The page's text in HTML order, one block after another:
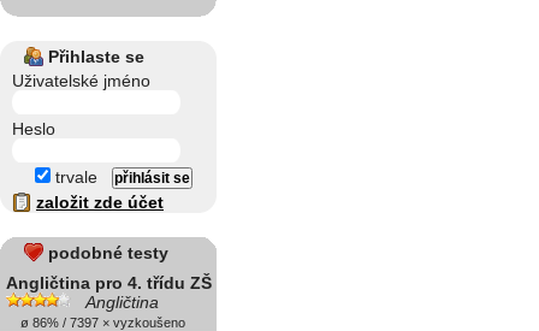
Přihlaste se
Uživatelské jméno
Heslo
trvale
založit zde účet
podobné testy
Angličtina pro 4. třídu ZŠ
Angličtina
ø 86% / 7397 × vyzkoušeno